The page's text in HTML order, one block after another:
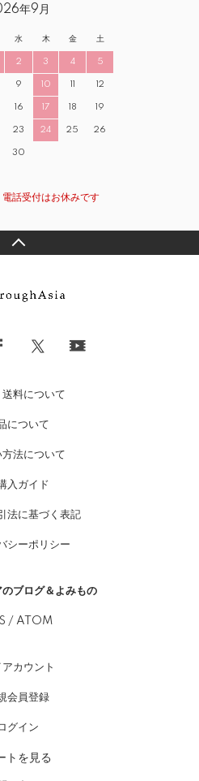
年9月
水 木 金 土
2 3 4 5
9 10 11 12
16 17 18 19
23 24 25 26
30
話受付はお休みです
料について
について
法について
入ガイド
法に基づく表記
シーポリシー
ブログ＆よみもの
/ ATOM
アカウント
会員登録
グイン
トを見る